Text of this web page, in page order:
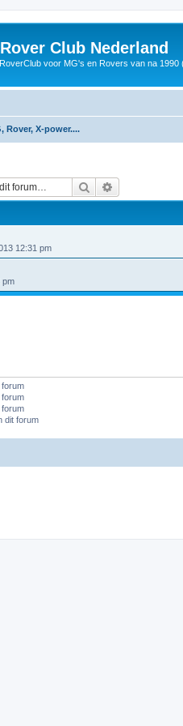
Club Nederland
voor MG's en Rovers van na 1990
Rover, X-power....
Zoek
12:31 pm
pm
forum
forum
forum
dit forum